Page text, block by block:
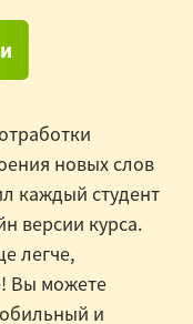
новых слов
каждый студент
версии курса.
легче,
Вы можете
и